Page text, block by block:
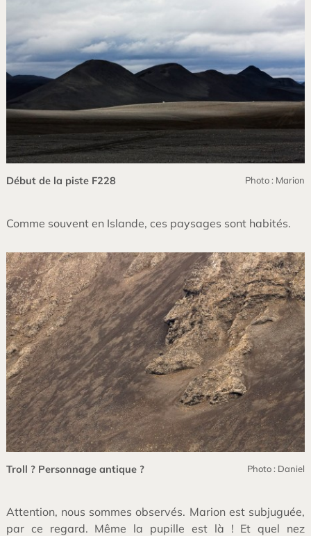
Début de la piste F228 Photo : Marion
Comme souvent en Islande, ces paysages sont habités.
Troll ? Personnage antique ? Photo : Daniel
Attention, nous sommes observés. Marion est subjuguée,
par ce regard. Même la pupille est là ! Et quel nez